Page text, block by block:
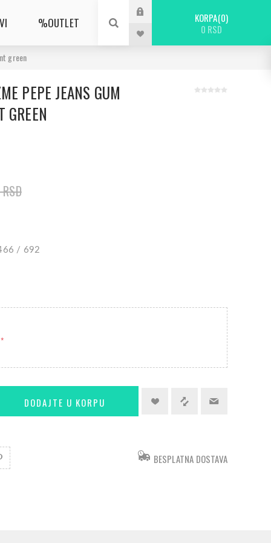
%OUTLET KORPA 0
0 RSD
green
PEPE JEANS GUM
GREEN
/ 692
*
BESPLATNA DOSTAVA